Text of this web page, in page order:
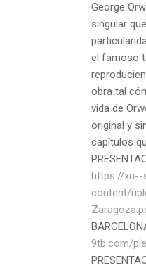
George
singular
el famoso
obra tal
vida de
original y
capítulos
https://xn--
content/
9tb.com/